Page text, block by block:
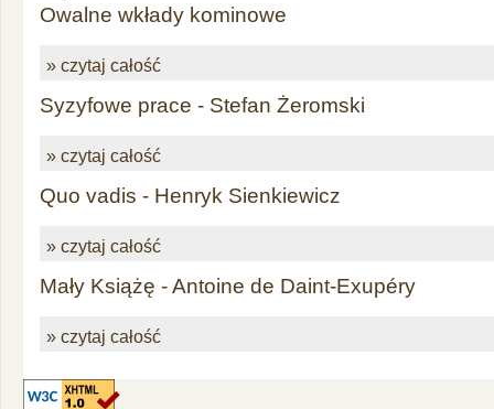
Owalne wkłady kominowe
» czytaj całość
Syzyfowe prace - Stefan Żeromski
» czytaj całość
Quo vadis - Henryk Sienkiewicz
» czytaj całość
Mały Książę - Antoine de Daint-Exupéry
» czytaj całość